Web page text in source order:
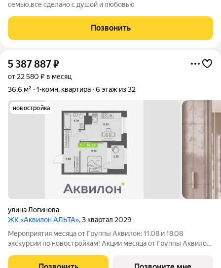
семью,все сделано с душой и любовью
Позвонить
5 387 887₽
от 22 580 ₽ в месяц
36,6 м²
1-комн. квартира 6 этаж из 32
новостройка
улица Логинова
ЖК «Аквилон АЛЬТА», 3 квартал 2029
Мероприятия месяца от Группы Аквилон: 11.08 и 18.08
экскурсии по новостройкам! Акции месяца от Группы Аквилон:
Доп.СКИДКА 200 000 за использование мат.капитала!